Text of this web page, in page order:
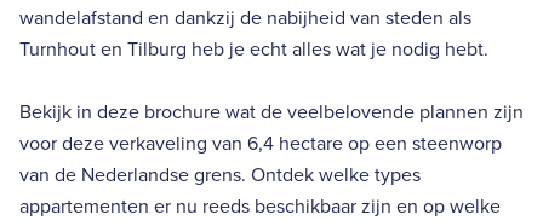
wandelafstand en dankzij de nabijheid van steden als
Turnhout en Tilburg heb je echt alles wat je nodig hebt.
Bekijk in deze brochure wat de veelbelovende plannen zijn
voor deze verkaveling van 6,4 hectare op een steenworp
van de Nederlandse grens. Ontdek welke types
appartementen er nu reeds beschikbaar zijn en op welke